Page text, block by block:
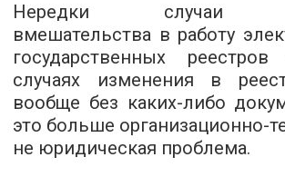
Нередки случаи
вмешательства в работу
государственных
случаях изменения в
вообще без каких-либо
это больше организационно-
не юридическая проблема.